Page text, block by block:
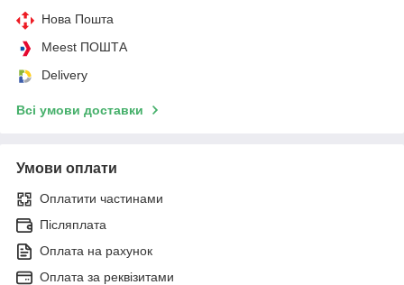
Нова Пошта
Meest ПОШТА
Delivery
Всі умови доставки
Умови оплати
Оплатити частинами
Післяплата
Оплата на рахунок
Оплата за реквізитами